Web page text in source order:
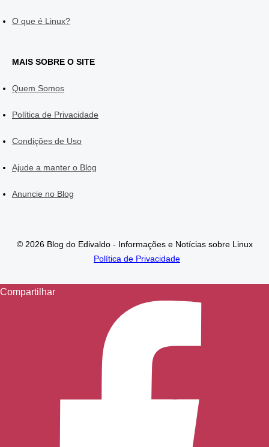
O que é Linux?
MAIS SOBRE O SITE
Quem Somos
Política de Privacidade
Condições de Uso
Ajude a manter o Blog
Anuncie no Blog
© 2026 Blog do Edivaldo - Informações e Notícias sobre Linux
Política de Privacidade
Compartilhar